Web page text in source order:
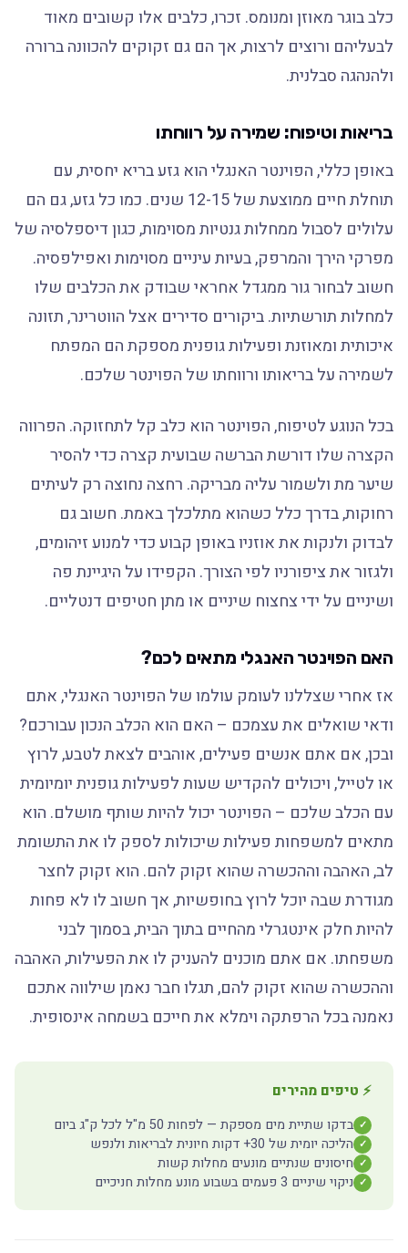
כלב בוגר מאוזן ומנומס. זכרו, כלבים אלו קשובים מאוד
לבעליהם ורוצים לרצות, אך הם גם זקוקים להכוונה ברורה
ולהנהגה סבלנית.
בריאות וטיפוח: שמירה על רווחתו
באופן כללי, הפוינטר האנגלי הוא גזע בריא יחסית, עם
תוחלת חיים ממוצעת של 12-15 שנים. כמו כל גזע, גם הם
עלולים לסבול ממחלות גנטיות מסוימות, כגון דיספלסיה של
מפרקי הירך והמרפק, בעיות עיניים מסוימות ואפילפסיה.
חשוב לבחור גור ממגדל אחראי שבודק את הכלבים שלו
למחלות תורשתיות. ביקורים סדירים אצל הווטרינר, תזונה
איכותית ומאוזנת ופעילות גופנית מספקת הם המפתח
לשמירה על בריאותו ורווחתו של הפוינטר שלכם.
בכל הנוגע לטיפוח, הפוינטר הוא כלב קל לתחזוקה. הפרווה
הקצרה שלו דורשת הברשה שבועית קצרה כדי להסיר
שיער מת ולשמור עליה מבריקה. רחצה נחוצה רק לעיתים
רחוקות, בדרך כלל כשהוא מתלכלך באמת. חשוב גם
לבדוק ולנקות את אוזניו באופן קבוע כדי למנוע זיהומים,
ולגזור את ציפורניו לפי הצורך. הקפידו על היגיינת פה
ושיניים על ידי צחצוח שיניים או מתן חטיפים דנטליים.
האם הפוינטר האנגלי מתאים לכם?
אז אחרי שצללנו לעומק עולמו של הפוינטר האנגלי, אתם
ודאי שואלים את עצמכם – האם הוא הכלב הנכון עבורכם?
ובכן, אם אתם אנשים פעילים, אוהבים לצאת לטבע, לרוץ
או לטייל, ויכולים להקדיש שעות לפעילות גופנית יומיומית
עם הכלב שלכם – הפוינטר יכול להיות שותף מושלם. הוא
מתאים למשפחות פעילות שיכולות לספק לו את התשומת
לב, האהבה וההכשרה שהוא זקוק להם. הוא זקוק לחצר
מגודרת שבה יוכל לרוץ בחופשיות, אך חשוב לו לא פחות
להיות חלק אינטגרלי מהחיים בתוך הבית, בסמוך לבני
משפחתו. אם אתם מוכנים להעניק לו את הפעילות, האהבה
וההכשרה שהוא זקוק להם, תגלו חבר נאמן שילווה אתכם
נאמנה בכל הרפתקה וימלא את חייכם בשמחה אינסופית.
⚡ טיפים מהירים
✓ בדקו שתיית מים מספקת — לפחות 50 מ"ל לכל ק"ג ביום
✓ הליכה יומית של 30+ דקות חיונית לבריאות ולנפש
✓ חיסונים שנתיים מונעים מחלות קשות
✓ ניקוי שיניים 3 פעמים בשבוע מונע מחלות חניכיים